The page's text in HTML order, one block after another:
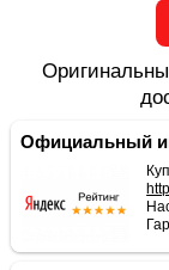
Официальный